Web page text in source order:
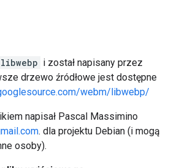
libwebp i został napisany przez
drzewo źródłowe jest dostępne
webm/libwebp/
napisał Pascal Massimino
. dla projektu Debian (i mogą
osoby).